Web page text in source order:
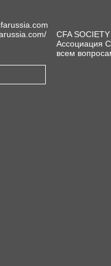
CFA
Ассоциация
всем